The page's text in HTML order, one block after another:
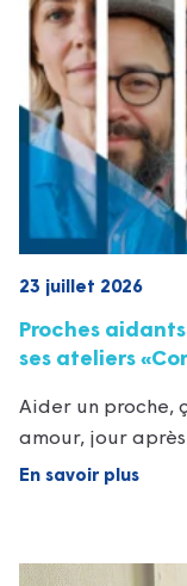
23 juillet 2026
Proches
ses ateliers
Aider un proche,
amour, jour
En savoir plus